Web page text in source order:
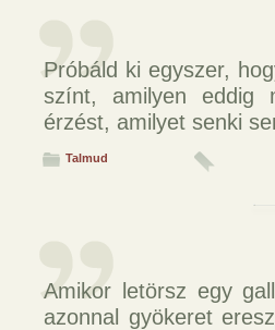
Próbáld ki egyszer,
színt, amilyen eddig
érzést, amilyet senki
Talmud
Amikor letörsz egy
azonnal gyökeret